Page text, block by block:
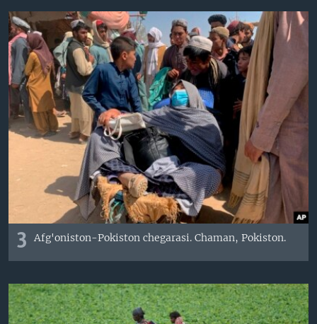
3 Afg'oniston-Pokiston chegarasi. Chaman, Pokiston.